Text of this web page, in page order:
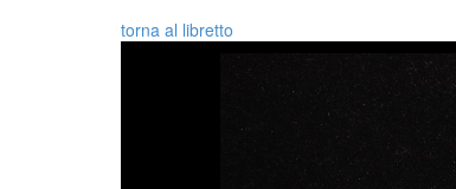
torna al libretto